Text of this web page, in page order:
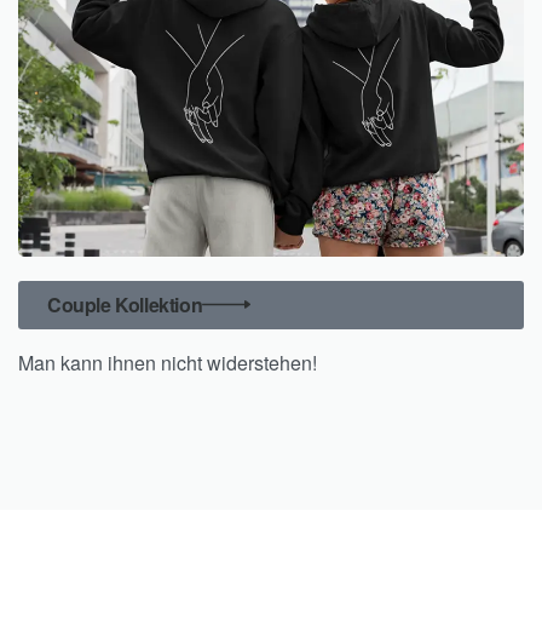
Couple Kollektion
Man kann ihnen nicht widerstehen!